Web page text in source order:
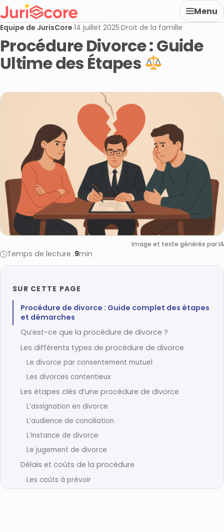
Menu
Equipe de JurisCore·14 juillet 2025·Droit de la famille
Procédure Divorce : Guide
Ultime des Étapes
Image et texte générés par IA
Temps de lecture :9min
SUR CETTE PAGE
Procédure de divorce : Guide complet des étapes
et démarches
Qu’est-ce que la procédure de divorce ?
Les différents types de procédure de divorce
Le divorce par consentement mutuel
Les divorces contentieux
Les étapes clés d’une procédure de divorce
L’assignation en divorce
L’audience de conciliation
L’instance de divorce
Le jugement de divorce
Délais et coûts de la procédure
Les coûts à prévoir